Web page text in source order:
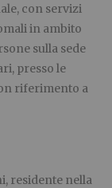
con servizi
in ambito
sulla sede
presso le
riferimento a
residente nella